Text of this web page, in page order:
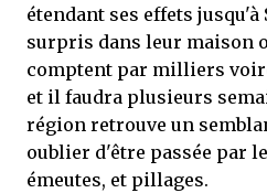
étendant ses effets jusqu'à
surpris dans leur maison
comptent par milliers
et il faudra plusieurs
région retrouve un
oublier d'être passée par
émeutes, et pillages.